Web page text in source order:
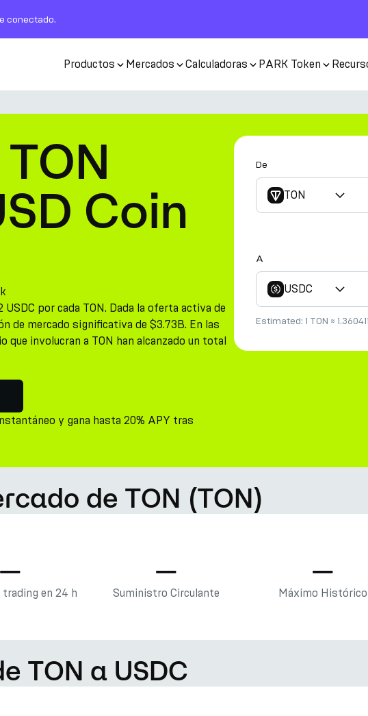
conectado.
Productos Mercados Calculadoras PARK Token
Coin
USDC por cada TON. Dada la oferta activa de
de mercado significativa de $3.73B. En las
involucran a TON han alcanzado un total
y gana hasta 20% APY tras
De
TON
A
USDC
Estimated: 1 TON ≈
de TON (TON)
—
trading en 24 h
—
Suministro Circulante
—
Máximo Histórico
TON a USDC